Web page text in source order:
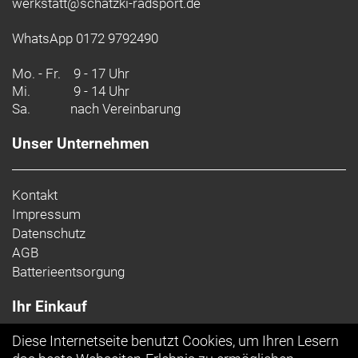
- Fasergehalt (Liner): Seitenbahnen: 77 % recyceltes
WhatsApp 0172 9792490
Mo. - Fr. 9 - 17 Uhr
Mi.
9 - 14 Uhr
Sa.
nach Vereinbarung
Unser Unternehmen
Kontakt
Impressum
Datenschutz
AGB
Batterieentsorgung
Ihr Einkauf
Diese Internetseite benutzt Cookies, um Ihren Lesern